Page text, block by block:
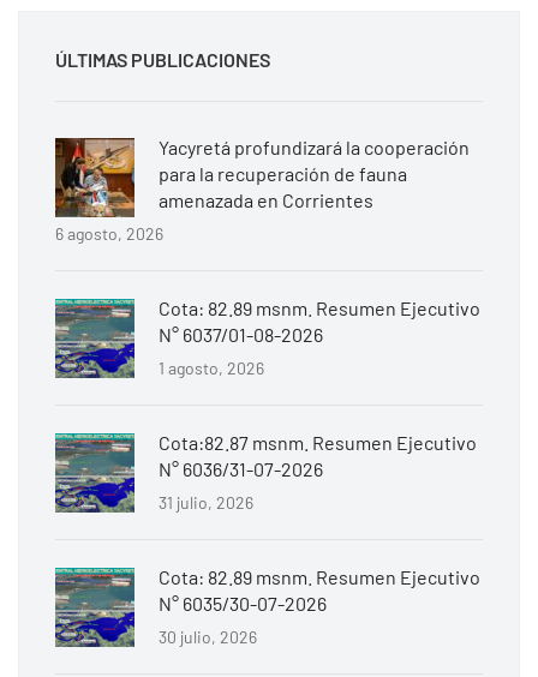
ÚLTIMAS PUBLICACIONES
Yacyretá profundizará la cooperación
para la recuperación de fauna
amenazada en Corrientes
6 agosto, 2026
Cota: 82.89 msnm. Resumen Ejecutivo
N° 6037/01-08-2026
1 agosto, 2026
Cota:82.87 msnm. Resumen Ejecutivo
N° 6036/31-07-2026
31 julio, 2026
Cota: 82.89 msnm. Resumen Ejecutivo
N° 6035/30-07-2026
30 julio, 2026